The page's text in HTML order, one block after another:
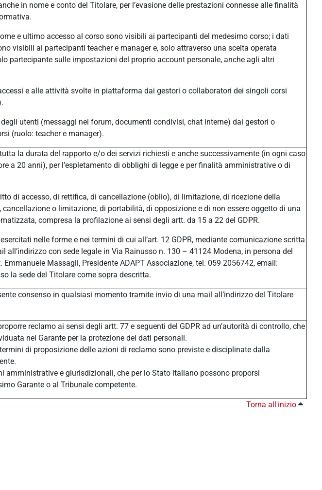
in nome e conto del Titolare, per l’evasione delle prestazioni connesse alle finalità
e ultimo accesso al corso sono visibili ai partecipanti del medesimo corso; i dati
visibili ai partecipanti teacher e manager e, solo attraverso una scelta operata
partecipante sulle impostazioni del proprio account personale, anche agli altri
e alle attività svolte in piattaforma dai gestori o collaboratori dei singoli corsi
utenti (messaggi nei forum, documenti condivisi, chat interne) dai gestori o
(ruolo: teacher e manager).
la durata del rapporto e/o dei servizi richiesti e anche successivamente (in ogni caso
a 20 anni), per l’espletamento di obblighi di legge e per finalità amministrative o di
di accesso, di rettifica, di cancellazione (oblio), di limitazione, di ricezione della
o limitazione, di portabilità, di opposizione e di non essere oggetto di una
compresa la profilazione ai sensi degli artt. da 15 a 22 del GDPR.
nelle forme e nei termini di cui all’art. 12 GDPR, mediante comunicazione scritta
all’indirizzo con sede legale in Via Rainusso n. 130 – 41124 Modena, in persona del
Emmanuele Massagli, Presidente ADAPT Associazione, tel. 059 2056742, email:
la sede del Titolare come sopra descritta.
consenso in qualsiasi momento tramite invio di una mail all’indirizzo del Titolare
reclamo ai sensi degli artt. 77 e seguenti del GDPR ad un’autorità di controllo, che
nel Garante per la protezione dei dati personali.
di proposizione delle azioni di reclamo sono previste e disciplinate dalla
amministrative e giurisdizionali, che per lo Stato italiano possono proporsi
Garante o al Tribunale competente.
Torna all'inizio